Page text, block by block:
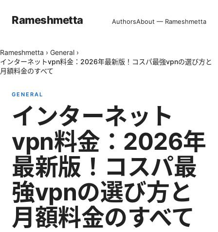
Rameshmetta AuthorsAbout — Rameshmetta
Rameshmetta › General ›
インターネットvpn料金：2026年最新版！コスパ最強vpnの選び方と
月額料金のすべて
GENERAL
インターネット
vpn料金：2026年
最新版！コスパ最
強vpnの選び方と
月額料金のすべて